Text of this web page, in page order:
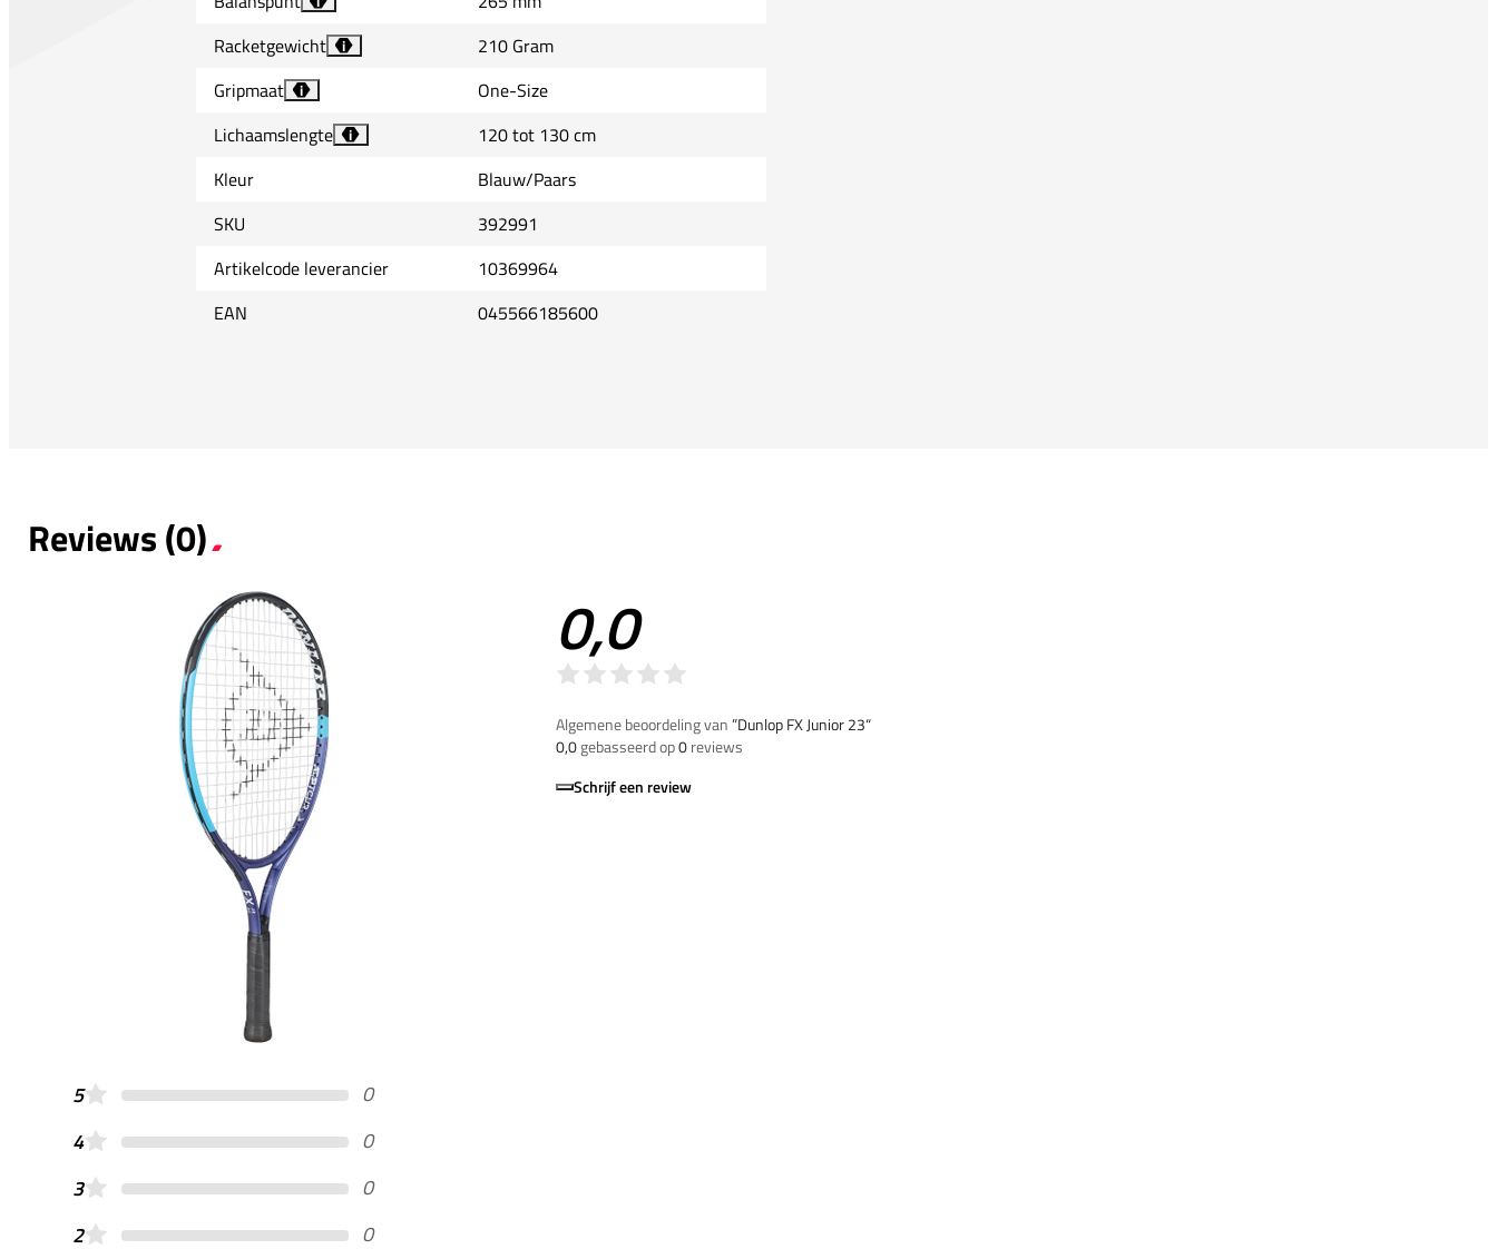
Racketgewicht
i
210 Gram
Gripmaat
i
One-Size
Lichaamslengte
i
120 tot 130 cm
Kleur
Blauw/Paars
SKU
392991
Artikelcode leverancier
10369964
EAN
045566185600
Reviews (0)
0,0
Algemene beoordeling van”Dunlop FX Junior 23“
0,0gebasseerd op0reviews
Schrijf een review
5
0
4
0
3
0
2
0